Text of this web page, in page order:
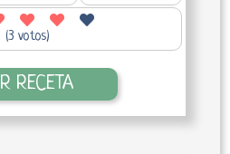
(3 votos)
RECETA